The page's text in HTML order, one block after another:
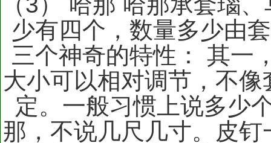
少有四个，数量多少由
三个神奇的特性： 其一
大小可以相对调节，不
定。一般习惯上说多少
那，不说几尺几寸。皮